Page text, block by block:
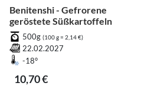
Benitenshi - Gefrorene
geröstete Süßkartoffeln
500g (100 g = 2,14 €)
22.02.2027
-18°
10,70 €